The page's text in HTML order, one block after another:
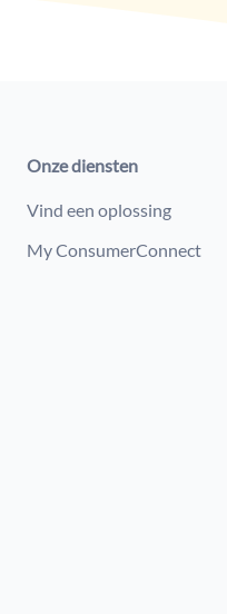
Onze diensten
Vind een oplossing
My ConsumerConnect